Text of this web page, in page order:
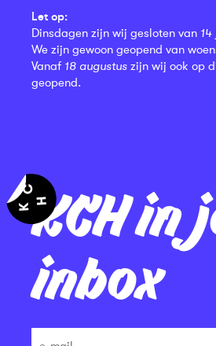
KCH in
inbox
Let op:
Dinsdagen zijn wij gesloten van
We zijn gewoon geopend van
Vanaf 18 augustus zijn wij ook op
geopend.